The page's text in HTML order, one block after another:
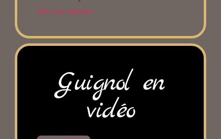
Voir Les Articles
Guignol en
vidéo